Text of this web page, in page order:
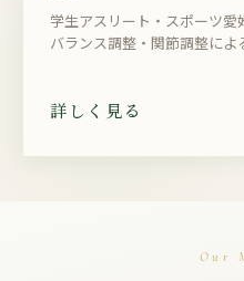
学生アスリート・スポーツ愛
バランス調整・関節調整に
詳しく見る
Our